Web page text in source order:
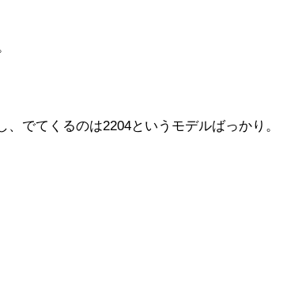
でてくるのは2204というモデルばっかり。